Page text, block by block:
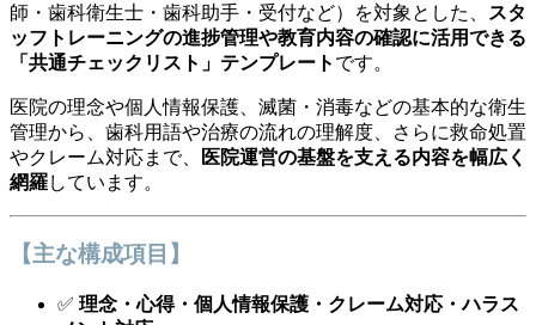
師・歯科衛生士・歯科助手・受付など）を対象とした、
スタ
ッフトレーニングの進捗管理や教育内容の確認に活用できる
「共通チェックリスト」テンプレート です。
医院の理念や個人情報保護、滅菌・消毒などの基本的な衛生
管理から、歯科用語や治療の流れの理解度、さらに救命処置
やクレーム対応まで、
医院運営の基盤を支える内容を幅広く
網羅しています。
【主な構成項目】
✅ 理念・心得・個人情報保護・クレーム対応・ハラス